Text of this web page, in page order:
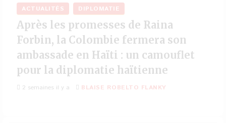
ACTUALITÉS DIPLOMATIE
Après les promesses de Raina
Forbin, la Colombie fermera son
ambassade en Haïti : un camouflet
pour la diplomatie haïtienne
2 semaines il y a BLAISE ROBELTO FLANKY